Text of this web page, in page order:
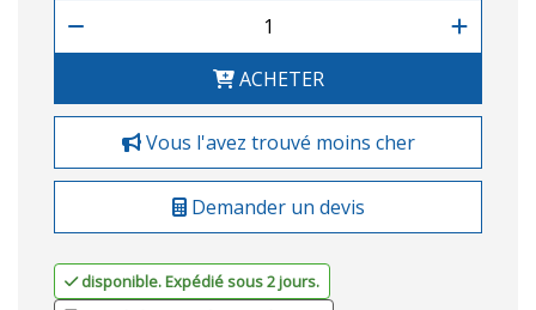
ACHETER
Vous l'avez trouvé moins cher
Demander un devis
disponible. Expédié sous 2 jours.